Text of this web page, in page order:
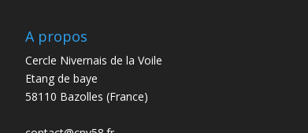
A propos
Cercle Nivernais de la Voile
Etang de baye
58110 Bazolles (France)